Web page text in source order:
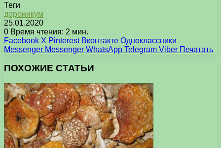
Теги
дороникум
25.01.2020
0 Время чтения: 2 мин.
Facebook X Pinterest Вконтакте Одноклассники
Messenger Messenger WhatsApp Telegram Viber Печатать
ПОХОЖИЕ СТАТЬИ